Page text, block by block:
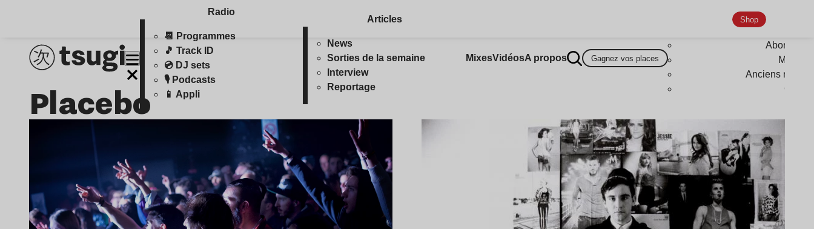
Radio
📆 Programmes
🎵 Track ID
💿 DJ sets
🎙️ Podcasts
📱 Appli
Articles
News
Sorties de la semaine
Interview
Reportage
MixesVidéosA propos Gagnez vos places
Shop
Anciens
Placebo